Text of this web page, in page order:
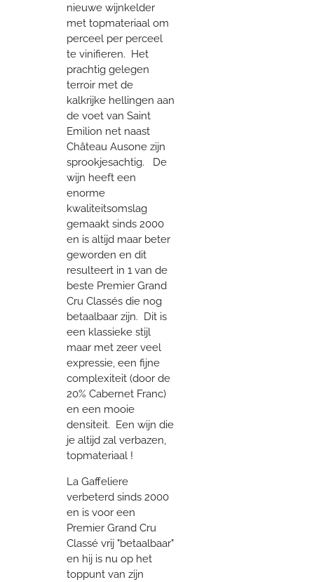
nieuwe wijnkelder
met topmateriaal om
perceel per perceel
te vinifieren. Het
prachtig gelegen
terroir met de
kalkrijke hellingen aan
de voet van Saint
Emilion net naast
Château Ausone zijn
sprookjesachtig. De
wijn heeft een
enorme
kwaliteitsomslag
gemaakt sinds 2000
en is altijd maar beter
geworden en dit
resulteert in 1 van de
beste Premier Grand
Cru Classés die nog
betaalbaar zijn. Dit is
een klassieke stijl
maar met zeer veel
expressie, een fijne
complexiteit (door de
20% Cabernet Franc)
en een mooie
densiteit. Een wijn die
je altijd zal verbazen,
topmateriaal !
La Gaffeliere
verbeterd sinds 2000
en is voor een
Premier Grand Cru
Classé vrij "betaalbaar"
en hij is nu op het
toppunt van zijn